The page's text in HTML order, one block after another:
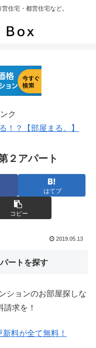
住宅・都営住宅など。
ク
！？【部屋まる。】
２アパート
はてブ
コピー
2019.05.13
ートを探す
ションのお部屋探しな
求を！
料が全て無料！